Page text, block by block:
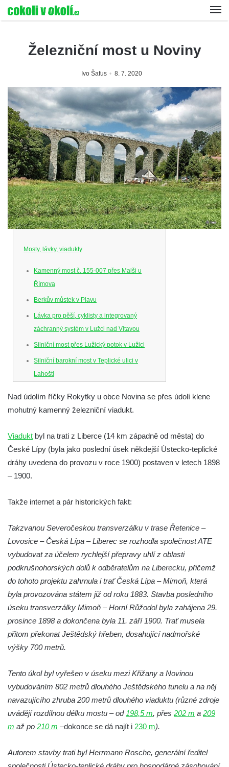
Železniční most u Noviny
Ivo Šafus 8. 7. 2020
Mosty, lávky, viadukty
Kamenný most č. 155-007 přes Malši u
Římova
Berkův můstek v Plavu
Lávka pro pěší, cyklisty a integrovaný
záchranný systém v Lužci nad Vltavou
Silniční most přes Lužický potok v Lužici
Silniční barokní most v Teplické ulici v
Lahošti
Silniční most v ulici T. G. Masaryka v Lokti
ve Šluknově
Železniční viadukt v Teplicích nad Metují
Malý železniční viadukt ve Skalici u České
Konětopech
Železniční viadukt v Jimlíně nad silnicí a
potokem Hasina
Torzo železničního mostu jižně od Janova
Torzo železničního mostu v Horním Jiřetíně
Viadukt na bývalé železniční trati Počerady-
Vrskmaň u Polerad
Železniční viadukt v Chotyni
Nový silniční most na silnici 16 v Mělníku
Duchcovský viadukt
Silniční most přes Bouřlivec v Želénkách
Kamenný zámecký most přes Ploučnici v
Nad údolím říčky Rokytky u obce Novina se přes údolí klene
mohutný kamenný železniční viadukt.
Viadukt byl na trati z Liberce (14 km západně od města) do
České Lípy (byla jako poslední úsek někdejší Ústecko-teplické
dráhy uvedena do provozu v roce 1900) postaven v letech 1898
– 1900.
Takže internet a pár historických fakt:
Takzvanou Severočeskou transverzálku v trase Řetenice –
Lovosice – Česká Lípa – Liberec se rozhodla společnost ATE
vybudovat za účelem rychlejší přepravy uhlí z oblasti
podkrušnohorských dolů k odběratelům na Liberecku, přičemž
do tohoto projektu zahrnula i trať Česká Lípa – Mimoň, která
byla provozována státem již od roku 1883. Stavba posledního
úseku transverzálky Mimoň – Horní Růžodol byla zahájena 29.
prosince 1898 a dokončena byla 11. září 1900. Trať musela
přitom překonat Ještědský hřeben, dosahující nadmořské
výšky 700 metrů.
Tento úkol byl vyřešen v úseku mezi Křižany a Novinou
vybudováním 802 metrů dlouhého Ještědského tunelu a na něj
navazujícího zhruba 200 metrů dlouhého viaduktu (různé zdroje
uvádějí rozdílnou délku mostu – od 198,5 m, přes 202 m a 209
m až po 210 m –dokonce se dá najít i 230 m).
Autorem stavby trati byl Herrmann Rosche, generální ředitel